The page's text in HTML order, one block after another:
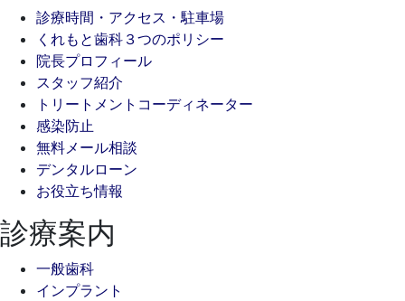
診療時間・アクセス・駐車場
くれもと歯科３つのポリシー
院長プロフィール
スタッフ紹介
トリートメントコーディネーター
感染防止
無料メール相談
デンタルローン
お役立ち情報
診療案内
一般歯科
インプラント